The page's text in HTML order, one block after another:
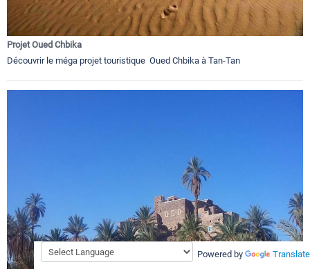
Projet Oued Chbika
Découvrir le méga projet touristique Oued Chbika à Tan-Tan
Powered by Translate